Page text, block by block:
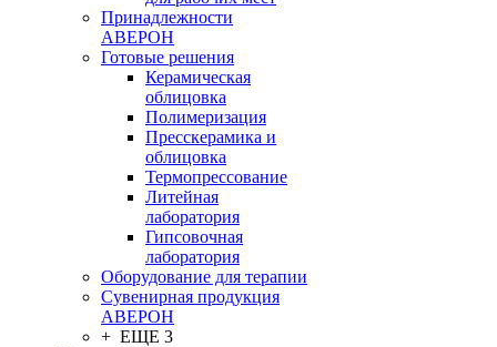
Принадлежности
АВЕРОН
Готовые решения
Керамическая
облицовка
Полимеризация
Пресскерамика и
облицовка
Термопрессование
Литейная
лаборатория
Гипсовочная
лаборатория
Оборудование для терапии
Сувенирная продукция
АВЕРОН
+ ЕЩЕ 3